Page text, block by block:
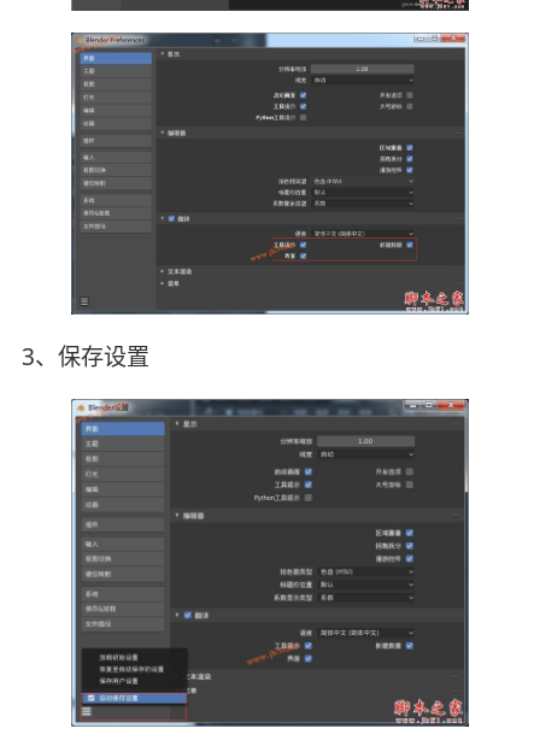
3、保存设置